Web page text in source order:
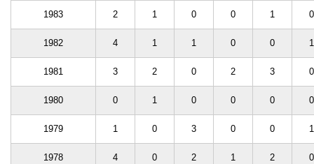
1983 2 1 0 0 1 0
1982 4 1 1 0 0 1
1981 3 2 0 2 3 0
1980 0 1 0 0 0 0
1979 1 0 3 0 0 1
1978 4 0 2 1 2 0